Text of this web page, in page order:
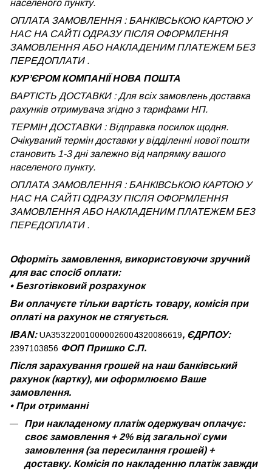
населеного пункту.
ОПЛАТА ЗАМОВЛЕННЯ : БАНКІВСЬКОЮ КАРТОЮ У
НАС НА САЙТІ ОДРАЗУ ПІСЛЯ ОФОРМЛЕННЯ
ЗАМОВЛЕННЯ АБО НАКЛАДЕНИМ ПЛАТЕЖЕМ БЕЗ
ПЕРЕДОПЛАТИ .
КУРʼЄРОМ КОМПАНІЇ НОВА ПОШТА
ВАРТІСТЬ ДОСТАВКИ : Для всіх замовлень доставка
рахунків отримувача згідно з тарифами НП.
ТЕРМІН ДОСТАВКИ : Відправка посилок щодня.
Очікуваний термін доставки у відділенні нової пошти
становить 1-3 дні залежно від напрямку вашого
населеного пункту.
ОПЛАТА ЗАМОВЛЕННЯ : БАНКІВСЬКОЮ КАРТОЮ У
НАС НА САЙТІ ОДРАЗУ ПІСЛЯ ОФОРМЛЕННЯ
ЗАМОВЛЕННЯ АБО НАКЛАДЕНИМ ПЛАТЕЖЕМБЕЗ
ПЕРЕДОПЛАТИ .
Оформіть замовлення, використовуючи зручний
для вас спосіб оплати:
• Безготівковий розрахунок
Ви оплачуєте тільки вартість товару, комісія при
оплаті на рахунок не стягується.
IBAN:UA353220010000026004320086619, ЄДРПОУ:
2397103856 ФОП Пришко С.П.
Після зарахування грошей на наш банківський
рахунок (картку), ми оформлюємо Ваше
замовлення.
•При отриманні
При накладеному платіж одержувач оплачує:
своє замовлення + 2% від загальної суми
замовлення (за пересилання грошей) +
доставку. Комісія по накладенню платіж завжди